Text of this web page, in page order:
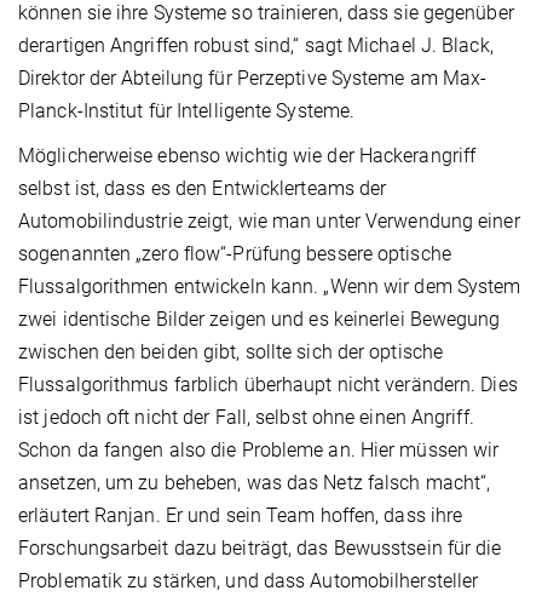
können sie ihre Systeme so trainieren, dass sie gegenüber
derartigen Angriffen robust sind,“ sagt Michael J. Black,
Direktor der Abteilung für Perzeptive Systeme am Max-
Planck-Institut für Intelligente Systeme.
Möglicherweise ebenso wichtig wie der Hackerangriff
selbst ist, dass es den Entwicklerteams der
Automobilindustrie zeigt, wie man unter Verwendung einer
sogenannten „zero flow“-Prüfung bessere optische
Flussalgorithmen entwickeln kann. „Wenn wir dem System
zwei identische Bilder zeigen und es keinerlei Bewegung
zwischen den beiden gibt, sollte sich der optische
Flussalgorithmus farblich überhaupt nicht verändern. Dies
ist jedoch oft nicht der Fall, selbst ohne einen Angriff.
Schon da fangen also die Probleme an. Hier müssen wir
ansetzen, um zu beheben, was das Netz falsch macht“,
erläutert Ranjan. Er und sein Team hoffen, dass ihre
Forschungsarbeit dazu beiträgt, das Bewusstsein für die
Problematik zu stärken, und dass Automobilhersteller